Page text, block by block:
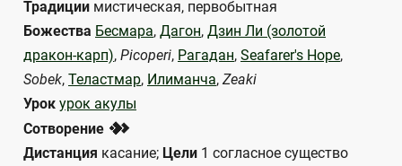
Традиции мистическая, первобытная
Божества Бесмара, Дагон, Дзин Ли (золотой
дракон-карп), Picoperi, Рагадан, Seafarer's Hope,
Sobek, Теластмар, Илиманча, Zeaki
Урок урок акулы
Сотворение 2
Дистанция касание; Цели 1 согласное существо